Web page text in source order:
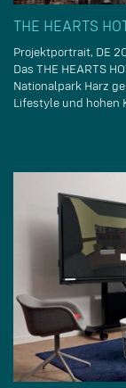
THE HEARTS
Projektportrait, DE
Das THE HEARTS
Nationalpark Harz
Lifestyle und hohen